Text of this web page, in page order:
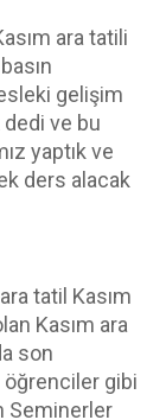
ara tatili
gelişim
ve bu
yaptık ve
ders alacak
tatil Kasım
Kasım ara
son
gibi
Seminerler